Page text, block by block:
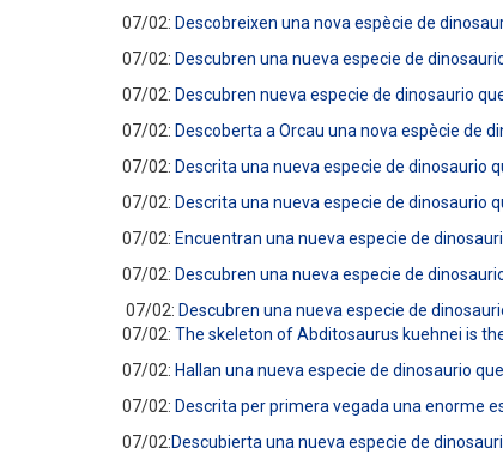
07/02: Descobreixen una nova espècie de
07/02: Descubren una nueva especie de
07/02: Descubren nueva especie de dinosaurio
07/02: Descoberta a Orcau una nova espècie de
07/02: Descrita una nueva especie de dinosaurio
07/02: Descrita una nueva especie de dinosaurio
07/02: Encuentran una nueva especie de
07/02: Descubren una nueva especie de
07/02: Descubren una nueva especie de
07/02: The skeleton of Abditosaurus kuehnei is
07/02: Hallan una nueva especie de dinosaurio
07/02: Descrita per primera vegada una enorme
07/02:Descubierta una nueva especie de